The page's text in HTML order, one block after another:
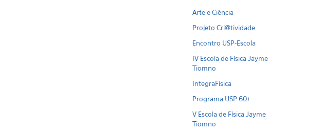
Arte e Ciência
Projeto Cri@tividade
Encontro USP-Escola
IV Escola de Física Jayme
Tiomno
IntegraFísica
Programa USP 60+
V Escola de Física Jayme
Tiomno